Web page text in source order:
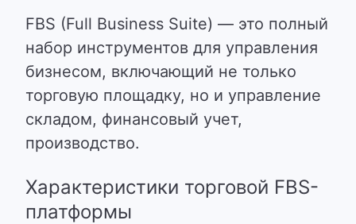
FBS (Full Business Suite) — это полный
набор инструментов для управления
бизнесом, включающий не только
торговую площадку, но и управление
складом, финансовый учет,
производство.
Характеристики торговой FBS-
платформы